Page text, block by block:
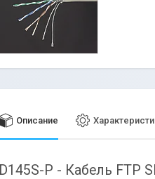
Описание
D145S-P - Кабель FTP